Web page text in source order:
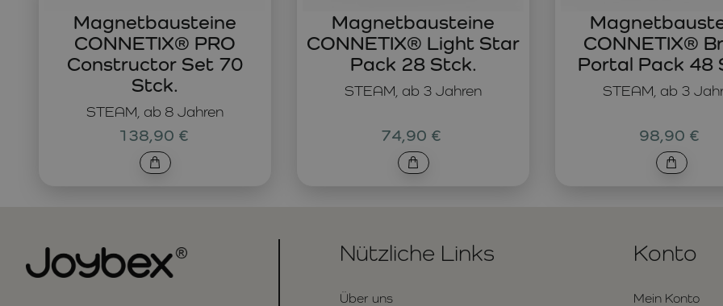
STEAM, ab 8 Jahren
Magnetbausteine
CONNETIX® PRO
Constructor Set 70
Stck.
138,90 €
STEAM, ab 3 Jahren
Magnetbausteine
CONNETIX® Light Star
Pack 28 Stck.
74,90 €
STEAM, ab 3
CONNETIX®
Portal Pack 48
98,90 €
Nützliche Links
Über uns
Konto
Mein Konto